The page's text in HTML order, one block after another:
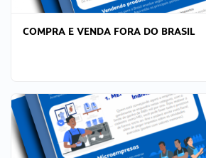
COMPRA E VENDA FORA DO BRASIL